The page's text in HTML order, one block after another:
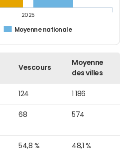
Moyenne nationale
2025
Vescours
Moyenne
des villes
124 1 186
68 574
54,8 % 48,1 %